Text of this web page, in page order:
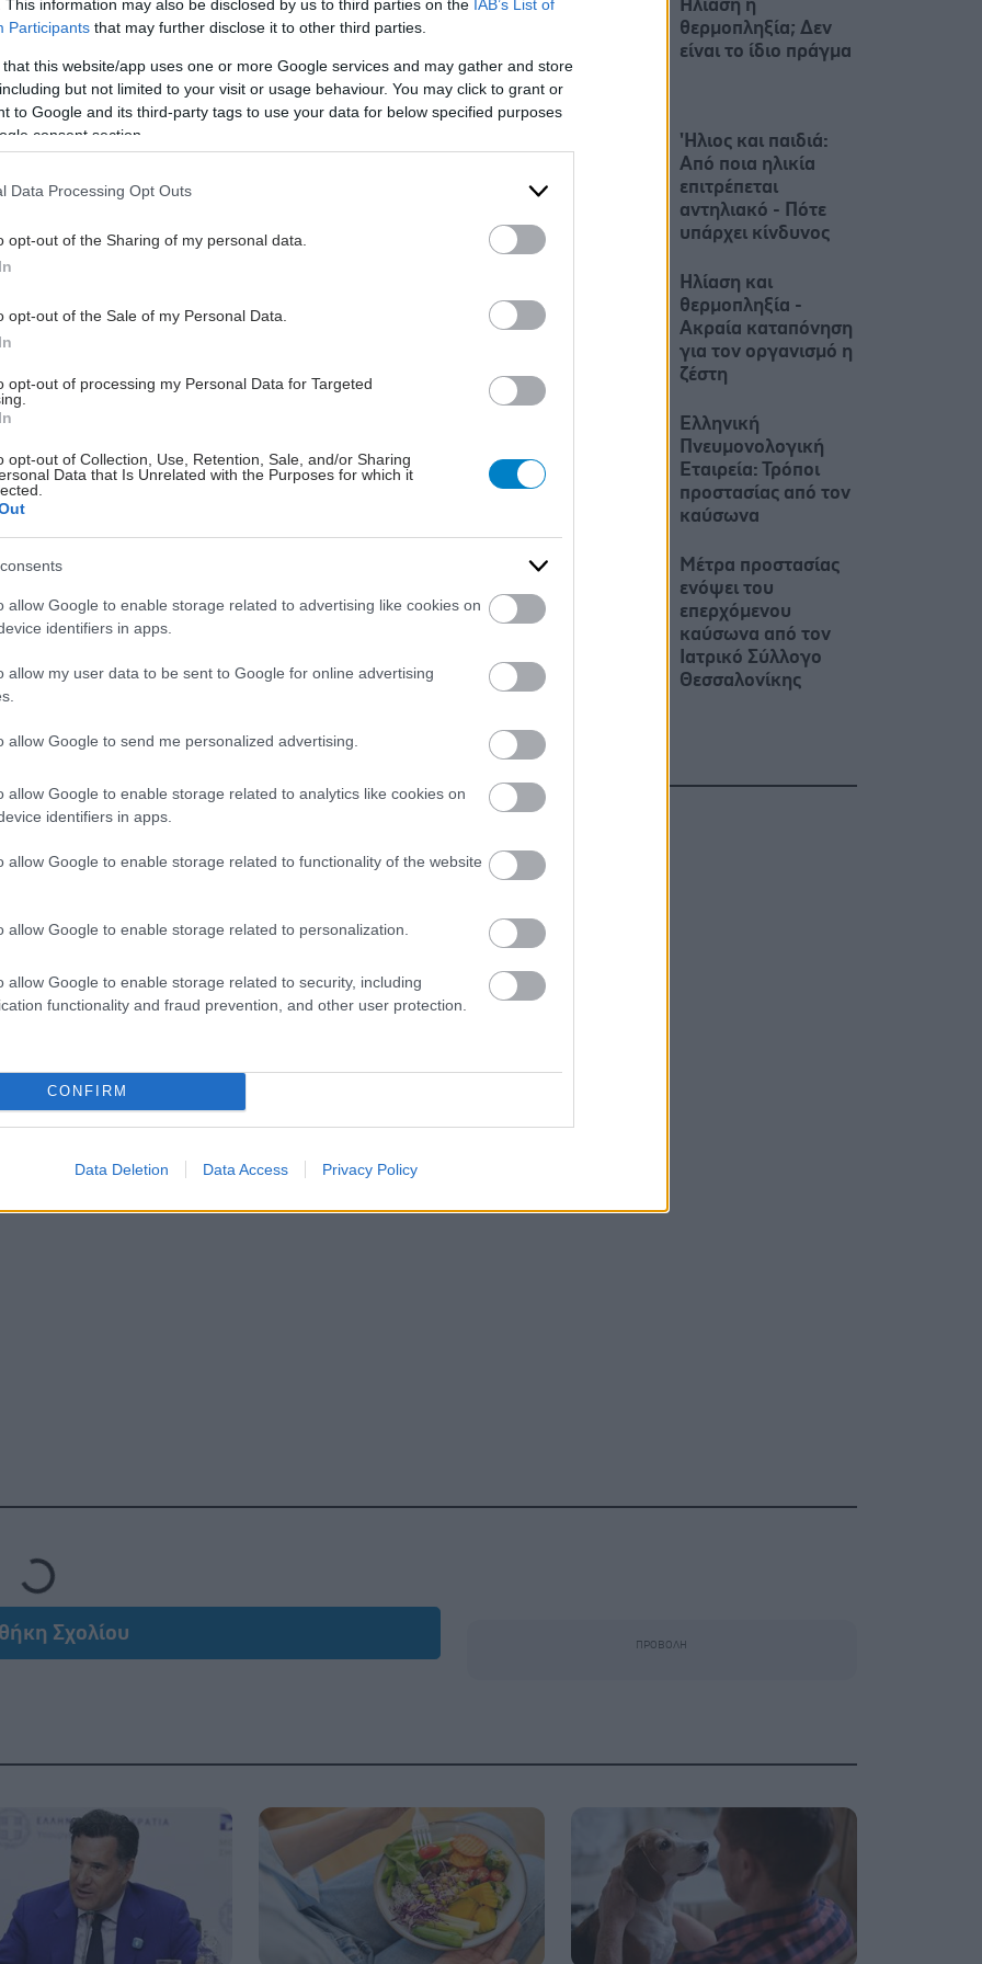
This information may also be disclosed by us to third parties on the IAB’s List of
Participants that may further disclose it to other third parties.
that this website/app uses one or more Google services and may gather and store
but not limited to your visit or usage behaviour. You may click to grant or
to Google and its third-party tags to use your data for below specified purposes
consent section.
Data Processing Opt Outs
opt-out of the Sharing of my personal data.
opt-out of the Sale of my Personal Data.
opt-out of processing my Personal Data for Targeted
opt-out of Collection, Use, Retention, Sale, and/or Sharing
Data that Is Unrelated with the Purposes for which it
allow Google to enable storage related to advertising like cookies on
identifiers in apps.
allow my user data to be sent to Google for online advertising
allow Google to send me personalized advertising.
allow Google to enable storage related to analytics like cookies on
identifiers in apps.
allow Google to enable storage related to functionality of the website
allow Google to enable storage related to personalization.
allow Google to enable storage related to security, including
functionality and fraud prevention, and other user protection.
CONFIRM
Data Deletion Data Access Privacy Policy
shares
Ηλίαση ή
θερμοπληξία; Δεν
είναι το ίδιο πράγμα
'Ηλιος και παιδιά:
Από ποια ηλικία
επιτρέπεται
αντηλιακό - Πότε
υπάρχει κίνδυνος
Ηλίαση και
θερμοπληξία -
Ακραία καταπόνηση
για τον οργανισμό η
ζέστη
Ελληνική
Πνευμονολογική
Εταιρεία: Τρόποι
προστασίας από τον
καύσωνα
Μέτρα προστασίας
ενόψει του
επερχόμενου
καύσωνα από τον
Ιατρικό Σύλλογο
Θεσσαλονίκης
Loading...
Σχολίου